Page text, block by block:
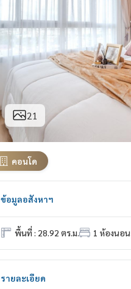
21
คอนโด
ข้อมูลอสังหาฯ
พื้นที่ : 28.92 ตร.ม. 1 ห้องนอน
รายละเอียด